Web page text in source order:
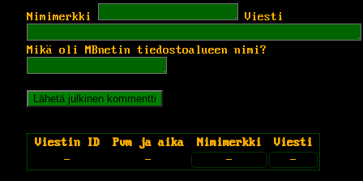
Nimimerkki Viesti
Mikä oli MBnetin tiedostoalueen nimi?
Viestin ID Pvm ja aika Nimimerkki
Viesti
-
- - -